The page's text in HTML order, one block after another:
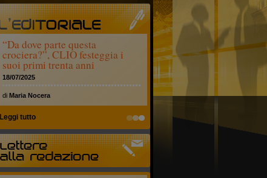
“Da dove parte questa
crociera?”, CLIO festeggia i
suoi primi trenta anni
18/07/2025
di Maria Nocera
Leggi tutto